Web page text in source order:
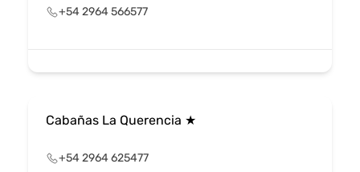
+54 2964 566577
Cabañas La Querencia ★
+54 2964 625477